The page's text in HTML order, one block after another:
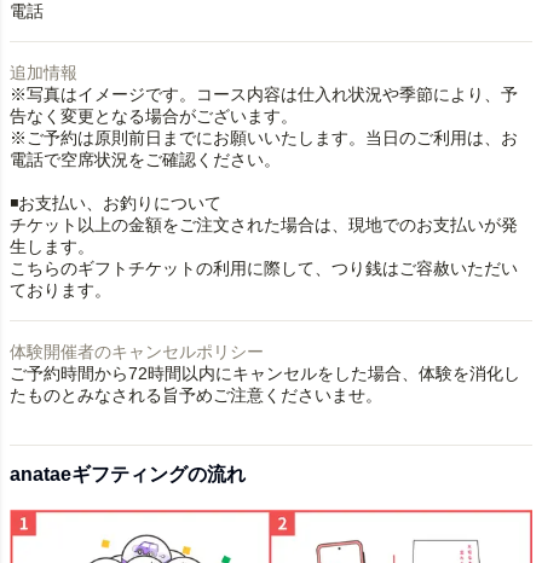
電話
追加情報
※写真はイメージです。コース内容は仕入れ状況や季節により、予
告なく変更となる場合がございます。
※ご予約は原則前日までにお願いいたします。当日のご利用は、お
電話で空席状況をご確認ください。
◾️お支払い、お釣りについて
チケット以上の金額をご注文された場合は、現地でのお支払いが発
生します。
こちらのギフトチケットの利用に際して、つり銭はご容赦いただい
ております。
体験開催者のキャンセルポリシー
ご予約時間から72時間以内にキャンセルをした場合、体験を消化し
たものとみなされる旨予めご注意くださいませ。
anataeギフティングの流れ